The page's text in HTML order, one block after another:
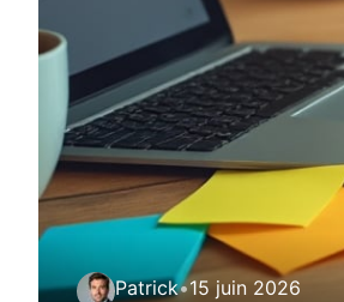
Patrick•15 juin 2026